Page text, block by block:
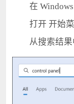
在 Windows
打开 开始菜
从搜索结果